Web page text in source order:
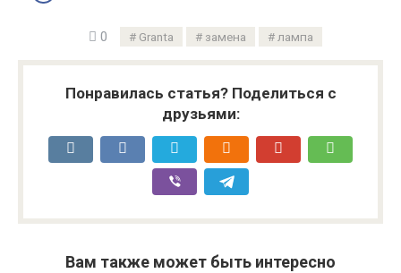
0 Granta замена лампа
Понравилась статья? Поделиться с
друзьями:
Вам также может быть интересно